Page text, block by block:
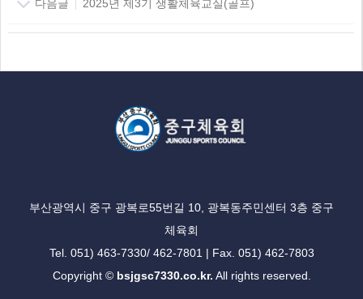
다음글 2025년 제3기 생활체육교실(골프)
부산광역시 중구 광복로55번길 10, 광복동주민센터 3층 중구
체육회
Tel. 051) 463-7330/ 462-7801 | Fax. 051) 462-7803
Copyright © bsjgsc7330.co.kr. All rights reserved.